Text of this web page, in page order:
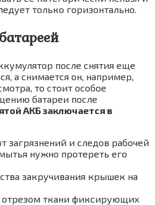
только горизонтально.
после снятия еще
а снимается он, например,
то стоит особое
батареи после
АКБ заключается в
загрязнений и следов рабочей
нужно протереть его
закручивания крышек на
ткани фиксирующих